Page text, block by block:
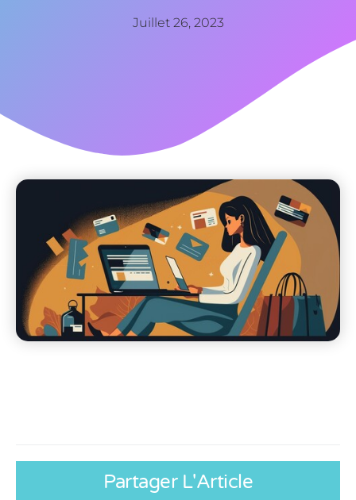
Juillet 26, 2023
Partager L'Article